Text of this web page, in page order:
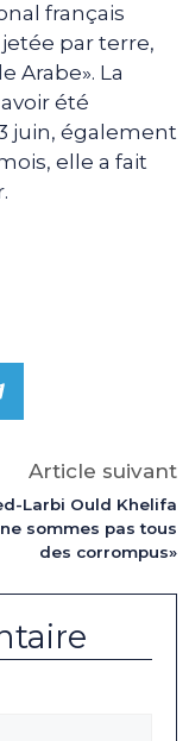
français
par terre,
Arabe». La
été
juin, également
elle a fait
Article suivant
Larbi Ould Khelifa
ne sommes pas tous
des corrompus»